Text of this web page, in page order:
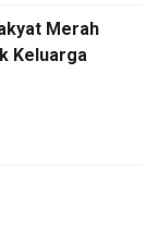
Merah
Keluarga